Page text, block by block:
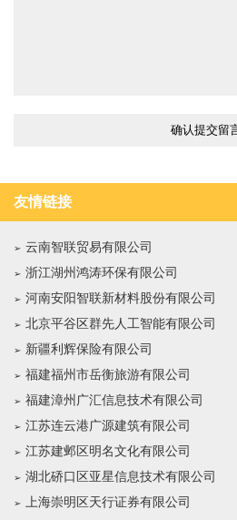
友情链接
云南智联贸易有限公司
浙江湖州鸿涛环保有限公司
河南安阳智联新材料股份有限公司
北京平谷区群先人工智能有限公司
新疆利辉保险有限公司
福建福州市岳衡旅游有限公司
福建漳州广汇信息技术有限公司
江苏连云港广源建筑有限公司
江苏建邺区明名文化有限公司
湖北硚口区亚星信息技术有限公司
上海崇明区天行证券有限公司